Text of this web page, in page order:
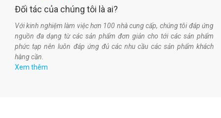
Đối tác của chúng tôi là ai?
Với kinh nghiệm làm việc hơn 100 nhà cung cấp, chúng tôi đáp ứng
nguồn đa dạng từ các sản phẩm đơn giản cho tới các sản phẩm
phức tạp nên luôn đáp ứng đủ các nhu cầu các sản phẩm khách
hàng cần.
Xem thêm